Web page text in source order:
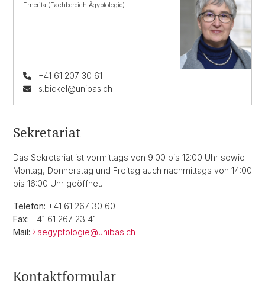
Emerita (Fachbereich Ägyptologie)
+41 61 207 30 61
s.bickel@unibas.ch
Sekretariat
Das Sekretariat ist vormittags von 9:00 bis 12:00 Uhr sowie
Montag, Donnerstag und Freitag auch nachmittags von 14:00
bis 16:00 Uhr geöffnet.
Telefon: +41 61 267 30 60
Fax: +41 61 267 23 41
Mail:
aegyptologie@unibas.ch
Kontaktformular